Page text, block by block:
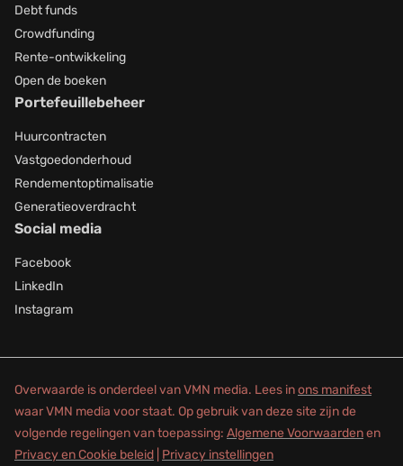
Debt funds
Crowdfunding
Rente-ontwikkeling
Open de boeken
Portefeuillebeheer
Huurcontracten
Vastgoedonderhoud
Rendementoptimalisatie
Generatieoverdracht
Social media
Facebook
LinkedIn
Instagram
Overwaarde is onderdeel van VMN media. Lees inons manifest
waar VMN media voor staat. Op gebruik van deze site zijn de
volgende regelingen van toepassing: Algemene Voorwaardenen
Privacy en Cookie beleid Privacy instellingen